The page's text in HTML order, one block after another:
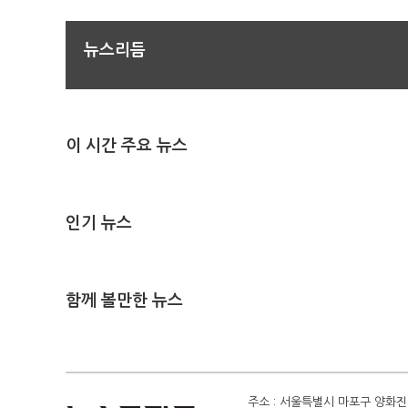
뉴스리듬
이 시간 주요 뉴스
인기 뉴스
함께 볼만한 뉴스
주소 : 서울특별시 마포구 양화